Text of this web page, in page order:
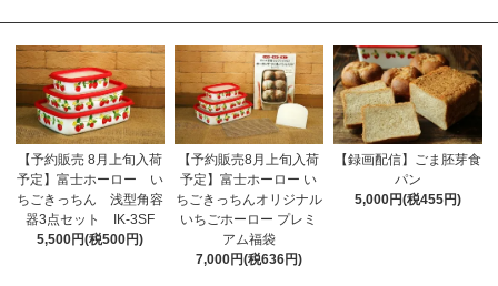
【予約販売 8月上旬入荷
予定】富士ホーロー い
ちごきっちん 浅型角容
器3点セット IK-3SF
5,500円(税500円)
【予約販売8月上旬入荷
予定】富士ホーロー い
ちごきっちんオリジナル
いちごホーロー プレミ
アム福袋
7,000円(税636円)
【録画配信】ごま胚芽食
パン
5,000円(税455円)